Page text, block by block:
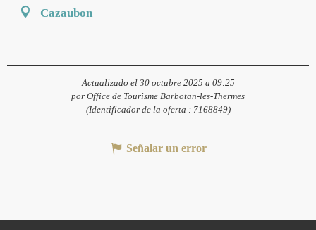
Cazaubon
Actualizado el 30 octubre 2025 a 09:25
por Office de Tourisme Barbotan-les-Thermes
(Identificador de la oferta : 7168849)
Señalar un error